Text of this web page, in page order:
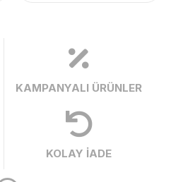
KAMPANYALI ÜRÜNLER
KOLAY İADE